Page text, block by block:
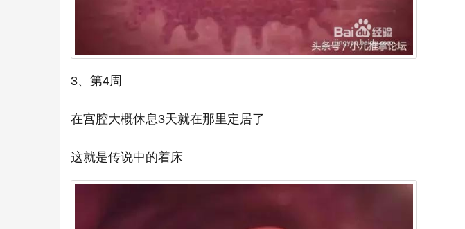
3、第4周
在宫腔大概休息3天就在那里定居了
这就是传说中的着床